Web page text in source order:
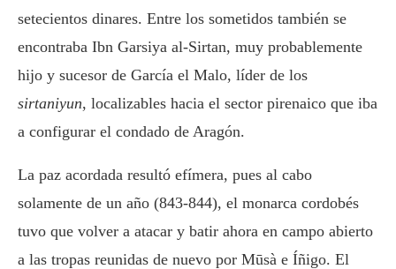
setecientos dinares. Entre los sometidos también se
encontraba Ibn Garsiya al-Sirtan, muy probablemente
hijo y sucesor de García el Malo, líder de los
sirtaniyun, localizables hacia el sector pirenaico que iba
a configurar el condado de Aragón.
La paz acordada resultó efímera, pues al cabo
solamente de un año (843-844), el monarca cordobés
tuvo que volver a atacar y batir ahora en campo abierto
a las tropas reunidas de nuevo por Mūsà e Íñigo. El